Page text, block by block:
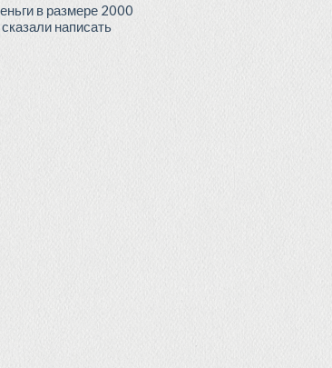
в размере 2000
написать